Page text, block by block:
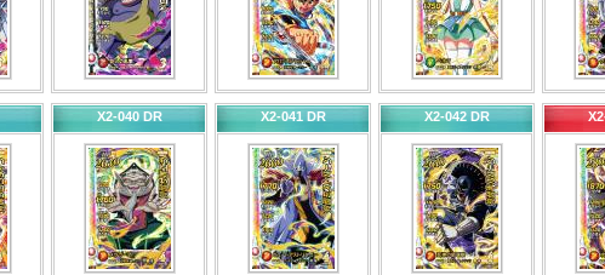
X2-040 DR X2-041 DR X2-042 DR